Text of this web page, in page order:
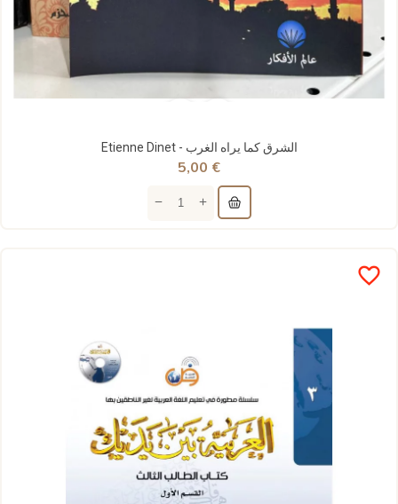
Etienne Dinet - الشرق كما يراه الغرب
5,00 €
favorite_border